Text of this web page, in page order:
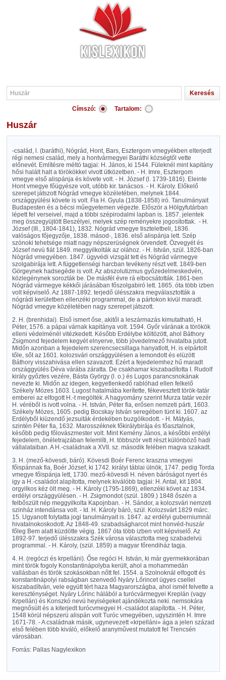
Címszó: Tartalom:
Huszár
-család, l. (baráthi), Nógrád, Hont, Bars, Esztergom vmegyékben elterjedt
régi nemesi család, mely a hontvármegyei Baráthi községtől vette
előnevét. Említésre méltó tagjai: H. János, ki 1544. Füleknél mint kapitány
hősi halált halt a törökökkel vivott ütközetben. - H. Imre, Esztergom
vmegye első alispánja és követe volt. - H. József (l. 1739-1816). Eleinte
Hont vmegye főügyésze volt, utóbb kir. tanácsos. - H. Károly. Előkelő
szerepet játszott Nógrád vmegye közéletében, melynek 1844.
országgyülési követe is volt. Fia H. Gyula (1838-1858) iró. Tanulmányait
Budapesten és a bécsi műegyetemen végezte. Először a Hölgyfutárban
lépett fel verseivel, majd a többi szépirodalmi lapban is. 1857. jelentek
meg összegyüjtött Beszélyei, melyek szép reményekre jogosítottak. - H.
József (III., 1804-1841), 1832. Nógrád vmegye tiszteletbeli, 1836.
valóságos főjegyzője, 1838. másod-, 1836. első alispánja lett. Szép
szónoki tehetsége miatt nagy népszerüségnek örvendett. Özvegyét és
József nevü fiát 1849. meggyilkolták az olához. - H. István, szül. 1826-ban
Nógrád vmegyében. 1847. ügyvédi vizsgát tett és Nógrád vármegye
szolgabirája lett. A függetlenségi harcban tevékeny részt vett. 1849-ben
Görgeynek hadsegéde is volt. Az abszolutizmus győzedelmeskedvén,
közlegénynek sorozták be. De másfél évre rá elbocsátották. 1861-ben
Nógrád vármegye kékkői járásában főszolgabiró lett. 1865. óta több izben
volt képviselő. Az 1887-1892. terjedő ülésszakra megválasztották a
nógrádi kerületben ellenzéki programmal, de a pártokon kivül maradt.
Nógrád vmegye közéletében nagy szerepet játszott.
2. H. (brenhidai). Első ismert őse, akitől a leszármazás kimutatható, H.
Péter, 1576. a pápai várnak kapitánya volt. 1594. Győr várának a törökök
elleni védelménél vitézkedett. Később Erdélybe költözött, ahol Báthory
Zsigmond fejedelem kegyét elnyerve, több jövedelmező hivatalba jutott.
Midőn azonban a fejedelem szerencsecsillaga hanyatlott, H. is elpártolt
tőle, sőt az 1601. kolozsvári országgyülésen a lemondott és elüzött
Báthory visszahivása ellen szavazott. Ezért a fejedelemhez hű maradt
országgyülés Déva várába záratta. De csakhamar kiszabadította I. Rudolf
király győztes vezére, Básta György (l. o.) és Lugos parancsnokának
nevezte ki. Midőn az idegen, kegyetlenkedő rablóhad ellen felkelő
Székely Mózes 1603. Lugost hatalmába kerítette, fékevesztett török-tatár
emberei az elfogott H.-t megölték. A hagyomány szerint Murza tatár vezér
H. véréből is ivott volna. - H. István, Péter fia, erősen nemzeti párti, 1603.
Székely Mózes, 1605. pedig Bocskay István seregében tünt ki. 1607. az
Erdélyből kiüzendő jezsuiták érdekében buzgólkodott. - H. Mátyás,
szintén Péter fia, 1632. Marosszéknek főkirálybirája és főasztalnok,
később pedig főlovászmester volt. Mint Kemény János, a későbbi erdélyi
fejedelem, önéletrajzában felemlíti, H. többször vett részt különböző hadi
vállalataiban. A H.-családnak a XVII. sz. második felében magva szakadt.
3. H. (mező-kövesdi, báró). Kövesdi Boér Ferenc kraszna vmegyei
főispánnak fia, Boér József, ki 1742. királyi táblai ülnök, 1747. pedig Torda
vmegye főispánja lett, 1730. mező-kövesdi H. néven báróságot nyert és
igy a H.-családot alapította, melynek kiválóbb tagjai: H. Antal, kit 1804.
orgyilkos kéz ölt meg. - H. Károly (1795-1869), ellenzéki követ az 1834.
erdélyi országgyülésen. - H. Zsigmondot (szül. 1809.) 1848 őszén a
felbőszült nép meggyilkolta Kapojnban. - H. Sándor, a kolozsvári nemzeti
szinház intendánsa volt. - Id. H. Károly báró, szül. Kolozsvárt 1829 márc.
15. Ugyanott folytatta jogi tanulmányait is. 1847. az erdélyi guberniumnál
hivatalnokoskodott. Az 1848-49. szabadságharcot mint honvéd-huszár
főleg Bem alatt küzdötte végig. 1867 óta több izben volt képviselő. Az
1892-97. terjedő ülésszakra Szék városa választotta meg szabadelvü
programmal. - H. Károly, (szül. 1859) a magyar főrendiház tagja.
4. H. (regóczi és krpelláni). Őse regóci H. István, ki már gyermekkorában
mint török fogoly Konstantinápolyba került, ahol a mohammedán
vallásban és török szokásokban nőtt fel. 1554. a Szolnoknál elfogott és
konstantinápolyi rabságban szenvedő Nyáry Lőrincet ügyes csellel
kiszabadítván, vele együtt tért haza Magyarországba, ahol ismét felvette a
kereszténységet. Nyáry Lőrinc hálából a turócvármegyei Kreplán (vagy
Krpellán) és Konszkó nevü heyiségeket ajándékozta neki. nemsokára
megnősült és a kiterjedt turócvmegyei H.-családot alapította. - H. Péter,
1548 körül népszerü alispán volt Turóc vmegyében, ugyszintén H. Imre
1671-78. - A családnak másik, ugynevezett «krpelláni» ága a jelen század
első felében több kiváló, előkelő aranyművest mutatott fel Trencsén
városában.
Forrás: Pallas Nagylexikon